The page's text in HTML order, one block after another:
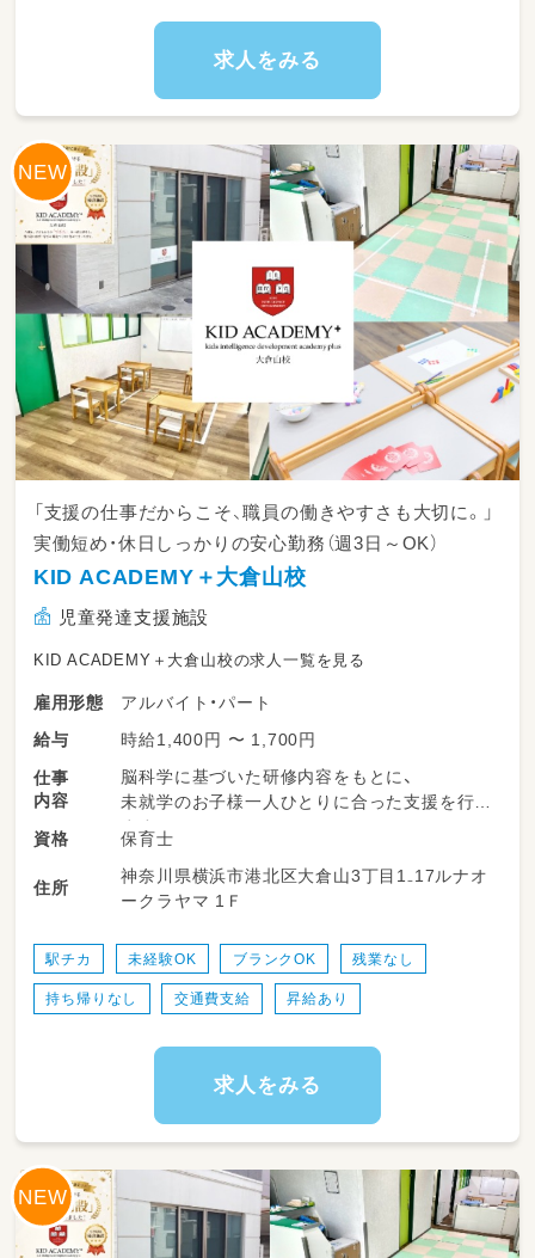
「療育に興味はあるけど、忙しすぎる職場は不
そんな方にぴったりの職場です。
当事業所では、1日7時間勤務・残業ほぼなし。
子どもたち一人ひとりと丁寧に向き合える環境
を大切にしています。
サービス提供記録の作成や、
支援環境の整備など、基本的な業務を行ってい
ただきます。
難しい業務はなく、入社後は研修＋先輩のサポ
ートありなので未経験でも安心です。
求人をみる
「支援の仕事だからこそ、職員の働きやすさも大切に。」
実働短め・休日しっかりの安心勤務（週3日～OK）
KID ACADEMY＋大倉山校
児童発達支援施設
KID ACADEMY＋大倉山校の求人一覧を見る
雇用形態
アルバイト・パート
給与
時給1,400円 〜 1,700円
仕事
内容
脳科学に基づいた研修内容をもとに、
未就学のお子様一人ひとりに合った支援を行い
ます。
日々のお子様の様子をスタッフ間で共有しなが
ら、
保護者の方や関係機関とのやり取りは、
先輩スタッフや管理者がフォローしますのでご
「療育に興味はあるけど、忙しすぎる職場は不
そんな方にぴったりの職場です。
当事業所では、1日7時間勤務・残業ほぼなし。
子どもたち一人ひとりと丁寧に向き合える環境
を大切にしています。
資格 保育士
住所
神奈川県横浜市港北区大倉山3丁目1₋17ルナオ
ークラヤマ 1Ｆ
駅チカ 未経験OK ブランクOK 残業なし
持ち帰りなし 交通費支給 昇給あり
求人をみる